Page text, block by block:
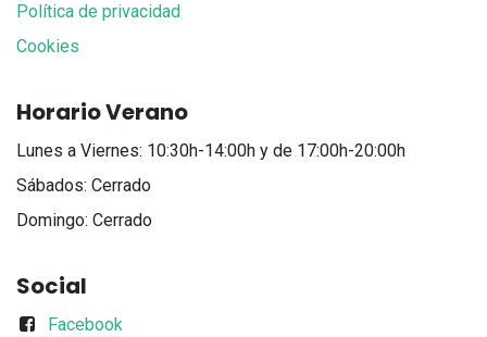
Política de privacidad
Cookies
Horario Verano
Lunes a Viernes: 10:30h-14:00h y de 17:00h-20:00h
Sábados: Cerrado
Domingo: Cerrado
Social
Facebook